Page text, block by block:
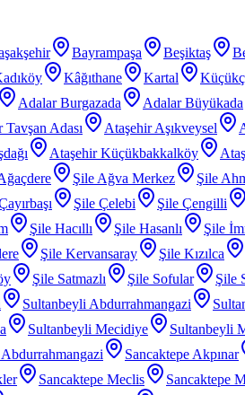
Bayrampaşa Beşiktaş
Kâğıthane Kartal
Adalar Burgazada Adalar Büyükada
Tavşan Adası Ataşehir Aşıkveysel
Ataşehir Küçükbakkalköy
Şile Ağva Merkez Şile
Şile Çelebi Şile Çengilli
Şile Hacıllı Şile Hasanlı Şile
Şile Kervansaray Şile Kızılca
Şile Satmazlı Şile Sofular Şile
Sultanbeyli Abdurrahmangazi
Sultanbeyli Mecidiye Sultanbeyli
Sancaktepe Akpınar
Sancaktepe Meclis Sancaktepe